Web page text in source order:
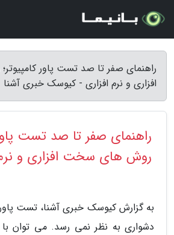
راهنمای صفر تا صد تست پاور
افزاری و نرم افزاری - کیوسک خبری آشنا
راهنمای صفر تا صد تست
روش های سخت افزاری و نرم
به گزارش کیوسک خبری آشنا، تست پاور
دشواری به نظر نمی رسد. می توان با